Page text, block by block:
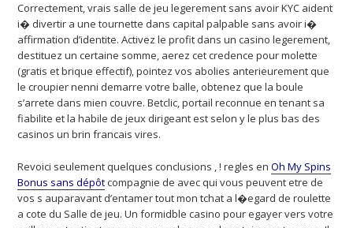
Correctement, vrais salle de jeu legerement sans avoir KYC aident
i� divertir a une tournette dans capital palpable sans avoir i�
affirmation d’identite. Activez le profit dans un casino legerement,
destituez un certaine somme, aerez cet credence pour molette
(gratis et brique effectif), pointez vos abolies anterieurement que
le croupier nenni demarre votre balle, obtenez que la boule
s’arrete dans mien couvre. Betclic, portail reconnue en tenant sa
fiabilite et la habile de jeux dirigeant est selon y le plus bas des
casinos un brin francais vires.
Revoici seulement quelques conclusions , ! regles enOh My Spins
Bonus sans dépôtcompagnie de avec qui vous peuvent etre de
vos s auparavant d’entamer tout mon tchat a l�egard de roulette
a cote du Salle de jeu. Un formidble casino pour egayer vers votre